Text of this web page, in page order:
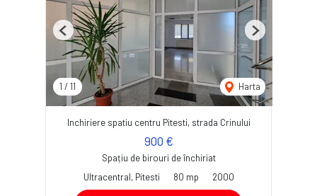
1 / 11 Harta
Previous Next
Inchiriere spatiu centru Pitesti, strada Crinului
900 €
Spațiu de birouri de închiriat
Ultracentral, Pitesti
80 mp 2000